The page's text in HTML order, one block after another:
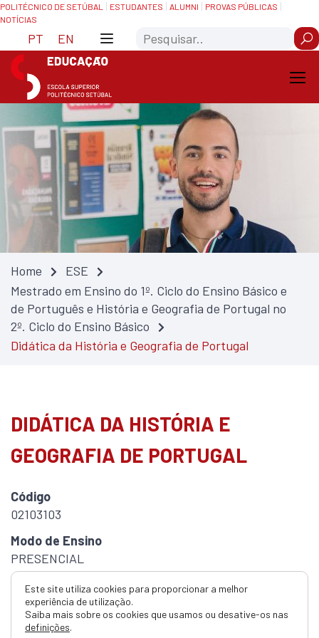
Skip
to
Content
Saltar
para
navegação
POLITÉCNICO DE SETÚBAL ESTUDANTES ALUMNI
PROVAS PÚBLICAS
NOTÍCIAS
PT EN Search
Home
ESE
Mestrado em Ensino do 1º. Ciclo do Ensino Básico e
de Português e História e Geografia de Portugal no
2º. Ciclo do Ensino Básico
Didática da História e Geografia de Portugal
DIDÁTICA DA HISTÓRIA E
GEOGRAFIA DE PORTUGAL
Código
02103103
Modo de Ensino
PRESENCIAL
ECTS
3.0
Duração
Este site utiliza cookies para proporcionar a melhor
experiência de utilização.
Saiba mais sobre os cookies que usamos ou desative-os nas
definições.